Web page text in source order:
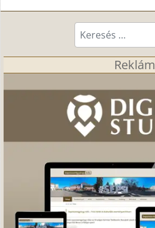
Keresés...
Reklám